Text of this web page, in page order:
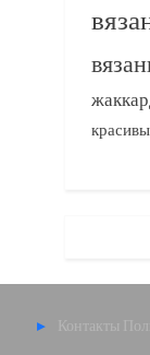
Контакты